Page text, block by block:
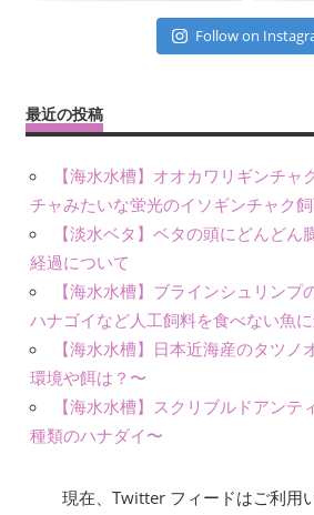
Follow on
最近の投稿
【海水水槽】オオカワリギンチャ
チャみたいな蛍光のイソギンチャク
【淡水ベタ】ベタの頭にどんどん
経過について
【海水水槽】ブラインシュリンプ
ハナゴイなど人工飼料を食べない魚
【海水水槽】日本近海産のタツノ
環境や餌は？〜
【海水水槽】スクリブルドアンテ
種類のハナダイ〜
現在、Twitter フィードはご利用